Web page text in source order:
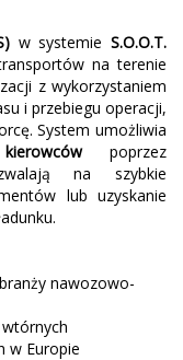
w systemieS.O.O.T.
na terenie
z wykorzystaniem
i przebiegu operacji,
System umożliwia
poprzez
na szybkie
lub uzyskanie
nawozowo-
w Europie